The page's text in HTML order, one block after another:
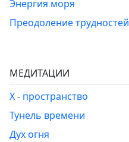
Энергия моря
Преодоление трудностей
МЕДИТАЦИИ
Х - пространство
Тунель времени
Дух огня